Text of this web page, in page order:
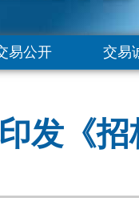
易公开 交易
发《